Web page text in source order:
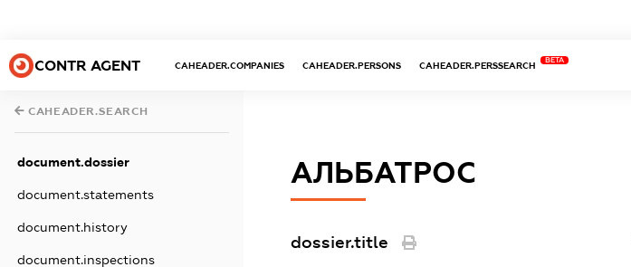
CONTR AGENT CAHEADER.COMPANIES CAHEADER.PERSONS CAHEADER.PERSSEARCH
BETA
CAHEADER.SEARCH
document.dossier
document.statements
document.history
document.inspections
АЛЬБАТРОС
dossier.title